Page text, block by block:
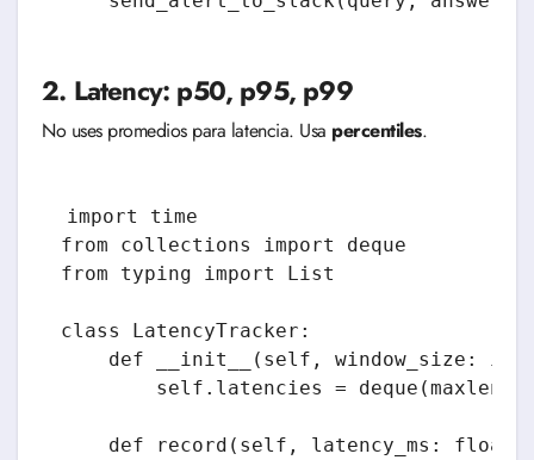
2. Latency: p50, p95, p99
No uses promedios para latencia. Usa percentiles.
import time
from collections import deque
from typing import List
class LatencyTracker:
def __init__(self, window_size: int
self.latencies =
def record(self, latency_ms: